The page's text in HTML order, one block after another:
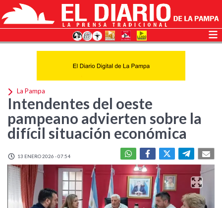
La Pampa
Intendentes del oeste
pampeano advierten sobre la
difícil situación económica
13 ENERO 2026 - 07:54